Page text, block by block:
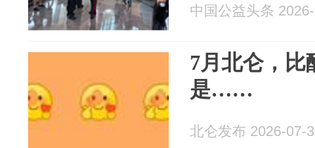
中国公益头条
7月北仑，比
是……
北仑发布 2026-07-